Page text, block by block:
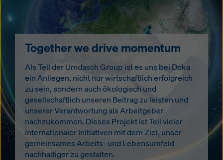
Together we drive momentum
Als Teil der Umdasch Group ist es uns bei Doka
ein Anliegen, nicht nur wirtschaftlich erfolgreich
zu sein, sondern auch ökologisch und
gesellschaftlich unseren Beitrag zu leisten und
unserer Verantwortung als Arbeitgeber
nachzukommen. Dieses Projekt ist Teil vieler
internationaler Initiativen mit dem Ziel, unser
gemeinsames Arbeits- und Lebensumfeld
nachhaltiger zu gestalten.